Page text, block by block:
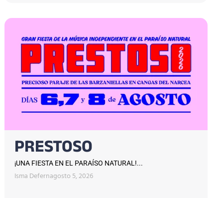
PRESTOSO
¡UNA FIESTA EN EL PARAÍSO NATURAL!...
Isma Defernagosto 5, 2026